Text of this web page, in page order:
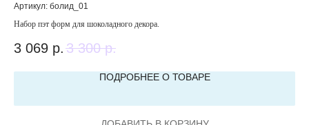
Артикул: болид_01
Набор пэт форм для шоколадного декора.
3 069 р. 3 300 р.
ПОДРОБНЕЕ О ТОВАРЕ